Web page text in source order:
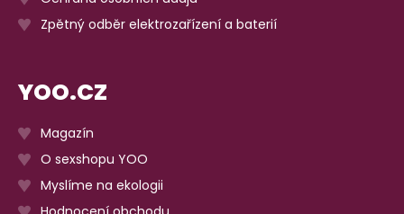
Zpětný odběr elektrozařízení a baterií
YOO.CZ
Magazín
O sexshopu YOO
Myslíme na ekologii